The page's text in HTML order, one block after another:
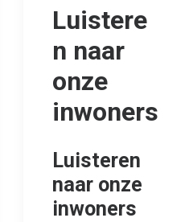
Luistere
n naar
onze
inwoners
Luisteren
naar onze
inwoners